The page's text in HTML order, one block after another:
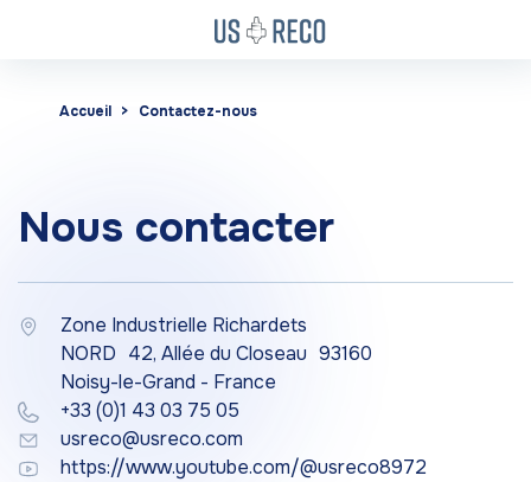
Accueil Contactez-nous
Nous contacter
Zone Industrielle Richardets
NORD 42, Allée du Closeau 93160
Noisy-le-Grand - France
+33 (0)1 43 03 75 05
usreco@usreco.com
https://www.youtube.com/@usreco8972